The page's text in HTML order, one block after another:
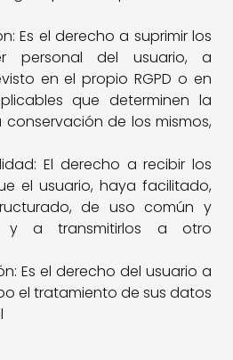
Es el derecho a suprimir los
personal del usuario, a
en el propio RGPD o en
que determinen la
de los mismos,
El derecho a recibir los
el usuario, haya facilitado,
de uso común y
y a transmitirlos a otro
Es el derecho del usuario a
el tratamiento de sus datos